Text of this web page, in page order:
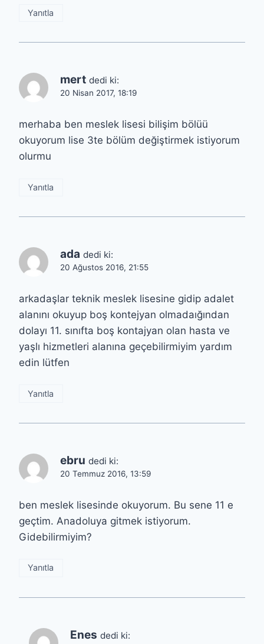
Yanıtla
mert dedi ki:
20 Nisan 2017, 18:19
merhaba ben meslek lisesi bilişim bölüü
okuyorum lise 3te bölüm değiştirmek istiyorum
olurmu
Yanıtla
ada dedi ki:
20 Ağustos 2016, 21:55
arkadaşlar teknik meslek lisesine gidip adalet
alanını okuyup boş kontejyan olmadaığından
dolayı 11. sınıfta boş kontajyan olan hasta ve
yaşlı hizmetleri alanına geçebilirmiyim yardım
edin lütfen
Yanıtla
ebru dedi ki:
20 Temmuz 2016, 13:59
ben meslek lisesinde okuyorum. Bu sene 11 e
geçtim. Anadoluya gitmek istiyorum.
Gidebilirmiyim?
Yanıtla
Enes dedi ki: